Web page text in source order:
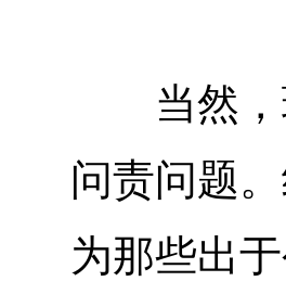
当然，现
问责问题
为那些出